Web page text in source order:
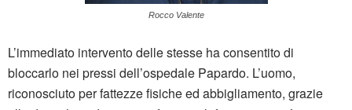
Rocco Valente
L’immediato intervento delle stesse ha consentito di
bloccarlo nei pressi dell’ospedale Papardo. L’uomo,
riconosciuto per fattezze fisiche ed abbigliamento, grazie